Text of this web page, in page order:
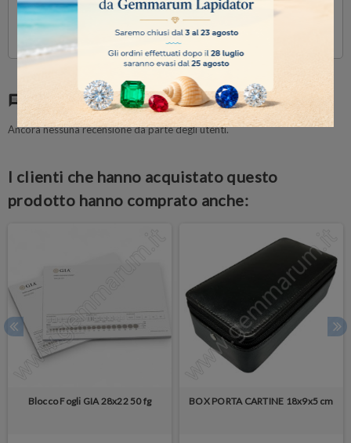
DK663-MS1 Argento Opaco
DK663-MB1 Nero Opaco
chat Commenti(0)
Ancora nessuna recensione da parte degli utenti.
I clienti che hanno acquistato questo
prodotto hanno comprato anche:
Blocco Fogli GIA 28x22 50 fg BOX PORTA CARTINE 18x9x5 cm